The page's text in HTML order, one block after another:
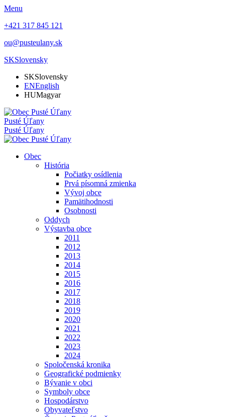
Menu
+421 317 845 121
ou@pusteulany.sk
SKSlovensky
SKSlovensky
ENEnglish
HUMagyar
Pusté Úľany
Pusté Úľany
Obec
História
Počiatky osídlenia
Prvá písomná zmienka
Vývoj obce
Pamätihodnosti
Osobnosti
Oddych
Výstavba obce
2011
2012
2013
2014
2015
2016
2017
2018
2019
2020
2021
2022
2023
2024
Spoločenská kronika
Geografické podmienky
Bývanie v obci
Symboly obce
Hospodárstvo
Obyvateľstvo